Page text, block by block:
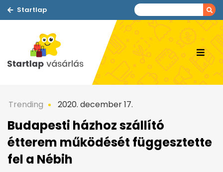
Startlap
Trending 2020. december 17.
Budapesti házhoz szállító
étterem működését függesztette
fel a Nébih